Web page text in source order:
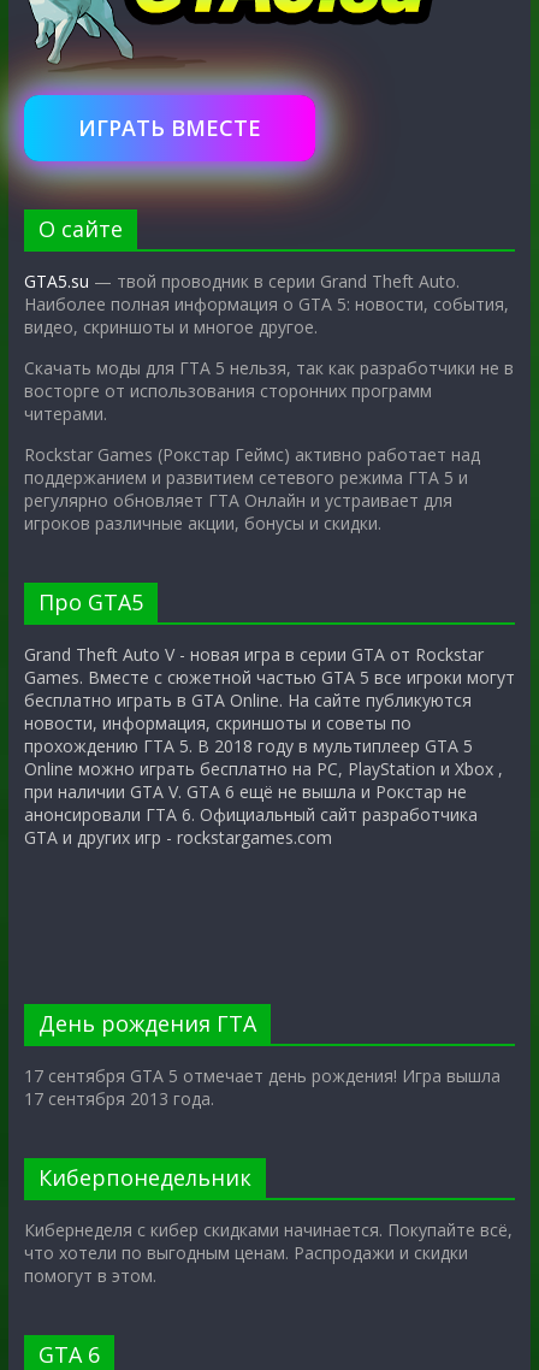
ИГРАТЬ ВМЕСТЕ
О сайте
GTA5.su — твой проводник в серии Grand Theft Auto.
Наиболее полная информация о GTA 5: новости, события,
видео, скриншоты и многое другое.
Скачать моды для ГТА 5 нельзя, так как разработчики не в
восторге от использования сторонних программ
читерами.
Rockstar Games (Рокстар Геймс) активно работает над
поддержанием и развитием сетевого режима ГТА 5 и
регулярно обновляет ГТА Онлайн и устраивает для
игроков различные акции, бонусы и скидки.
Про GTA5
Grand Theft Auto V - новая игра в серии GTA от Rockstar
Games. Вместе с сюжетной частью GTA 5 все игроки могут
бесплатно играть в GTA Online. На сайте публикуются
новости, информация, скриншоты и советы по
прохождению ГТА 5. В 2018 году в мультиплеер GTA 5
Online можно играть бесплатно на PC, PlayStation и Xbox ,
при наличии GTA V. GTA 6 ещё не вышла и Рокстар не
анонсировали ГТА 6. Официальный сайт разработчика
GTA и других игр - rockstargames.com
День рождения ГТА
17 сентября GTA 5 отмечает день рождения! Игра вышла
17 сентября 2013 года.
Киберпонедельник
Кибернеделя с кибер скидками начинается. Покупайте всё,
что хотели по выгодным ценам. Распродажи и скидки
помогут в этом.
GTA 6